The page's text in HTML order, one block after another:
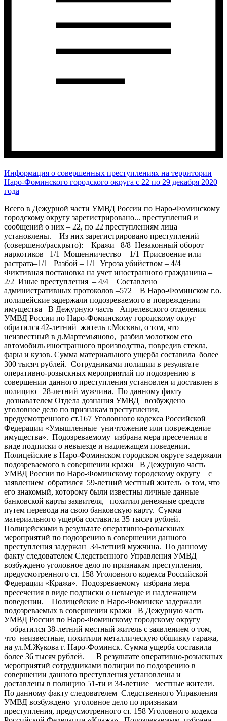
Информация о совершенных преступлениях на территории
Наро-Фоминского городского округа c 22 по 29 декабря 2020
года
Всего в Дежурной части УМВД России по Наро-Фоминскому
городскому округу зарегистрировано... преступлений и
сообщений о них – 22, по 22 преступлениям лица
установлены. Из них зарегистрировано преступлений
(совершено/раскрыто): Кражи –8/8 Незаконный оборот
наркотиков –1/1 Мошенничество – 1/1 Присвоение или
растрата–1/1 Разбой – 1/1 Угроза убийством – 4/4
Фиктивная постановка на учет иностранного гражданина –
2/2 Иные преступления – 4/4 Составлено
административных протоколов –572 В Наро-Фоминском г.о.
полицейские задержали подозреваемого в повреждении
имущества В Дежурную часть Апрелевского отделения
УМВД России по Наро-Фоминскому городскому округ
обратился 42-летний житель г.Москвы, о том, что
неизвестный в д.Мартемьяново, разбил молотком его
автомобиль иностранного производства, повредив стекла,
фары и кузов. Сумма материального ущерба составила более
300 тысяч рублей. Сотрудниками полиции в результате
оперативно-розыскных мероприятий по подозрению в
совершении данного преступления установлен и доставлен в
полицию 28-летний мужчина. По данному факту
дознавателем Отдела дознания УМВД возбуждено
уголовное дело по признакам преступления,
предусмотренного ст.167 Уголовного кодекса Российской
Федерации «Умышленные уничтожение или повреждение
имущества». Подозреваемому избрана мера пресечения в
виде подписки о невыезде и надлежащем поведении.
Полицейские в Наро-Фоминском городском округе задержали
подозреваемого в совершении кражи В Дежурную часть
УМВД России по Наро-Фоминскому городскому округу с
заявлением обратился 59-летний местный житель о том, что
его знакомый, которому были известны личные данные
банковской карты заявителя, похитил денежные средств
путем перевода на свою банковскую карту. Сумма
материального ущерба составила 35 тысяч рублей.
Полицейскими в результате оперативно-розыскных
мероприятий по подозрению в совершении данного
преступления задержан 34-летний мужчина. По данному
факту следователем Следственного Управления УМВД
возбуждено уголовное дело по признакам преступления,
предусмотренного ст. 158 Уголовного кодекса Российской
Федерации «Кража». Подозреваемому избрана мера
пресечения в виде подписки о невыезде и надлежащем
поведении. Полицейские в Наро-Фоминске задержали
подозреваемых в совершении кражи В Дежурную часть
УМВД России по Наро-Фоминскому городскому округу
обратился 38-летний местный житель с заявлением о том,
что неизвестные, похитили металлическую обшивку гаража,
на ул.М.Жукова г. Наро-Фоминск. Сумма ущерба составила
более 36 тысяч рублей. В результате оперативно-розыскных
мероприятий сотрудниками полиции по подозрению в
совершении данного преступления установлены и
доставлены в полицию 51-ти и 34-летние местные жители.
По данному факту следователем Следственного Управления
УМВД возбуждено уголовное дело по признакам
преступления, предусмотренного ст. 158 Уголовного кодекса